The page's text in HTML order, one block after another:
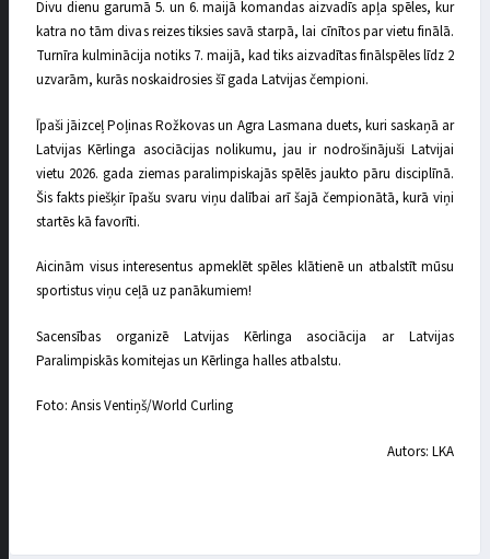
Divu dienu garumā 5. un 6. maijā komandas aizvadīs apļa spēles, kur
katra no tām divas reizes tiksies savā starpā, lai cīnītos par vietu finālā.
Turnīra kulminācija notiks 7. maijā, kad tiks aizvadītas finālspēles līdz 2
uzvarām, kurās noskaidrosies šī gada Latvijas čempioni.
Īpaši jāizceļ Poļinas Rožkovas un Agra Lasmana duets, kuri saskaņā ar
Latvijas Kērlinga asociācijas nolikumu, jau ir nodrošinājuši Latvijai
vietu 2026. gada ziemas paralimpiskajās spēlēs jaukto pāru disciplīnā.
Šis fakts piešķir īpašu svaru viņu dalībai arī šajā čempionātā, kurā viņi
startēs kā favorīti.
Aicinām visus interesentus apmeklēt spēles klātienē un atbalstīt mūsu
sportistus viņu ceļā uz panākumiem!
Sacensības organizē Latvijas Kērlinga asociācija ar Latvijas
Paralimpiskās komitejas un Kērlinga halles atbalstu.
Foto: Ansis Ventiņš/World Curling
Autors: LKA